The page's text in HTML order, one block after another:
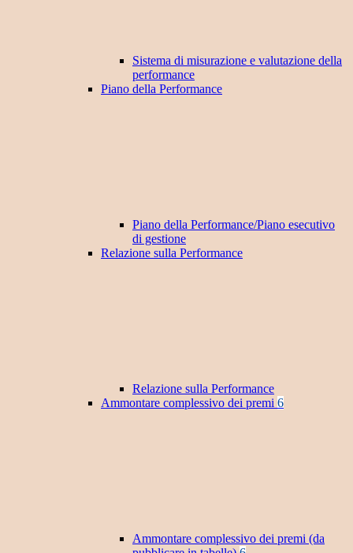
Sistema di misurazione e valutazione della
performance
Piano della Performance
Piano della Performance/Piano esecutivo
di gestione
Relazione sulla Performance
Relazione sulla Performance
Ammontare complessivo dei premi 6
Ammontare complessivo dei premi (da